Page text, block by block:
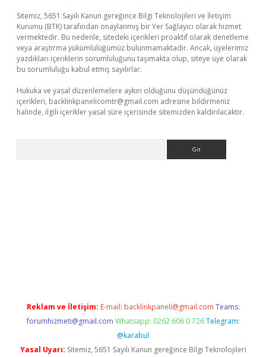
Sitemiz, 5651 Sayılı Kanun gereğince Bilgi Teknolojileri ve İletişim
Kurumu (BTK) tarafından onaylanmış bir Yer Sağlayıcı olarak hizmet
vermektedir. Bu nedenle, sitedeki içerikleri proaktif olarak denetleme
veya araştırma yükümlülüğümüz bulunmamaktadır. Ancak, üyelerimiz
yazdıkları içeriklerin sorumluluğunu taşımakta olup, siteye üye olarak
bu sorumluluğu kabul etmiş sayılırlar.
Hukuka ve yasal düzenlemelere aykırı olduğunu düşündüğünüz
içerikleri, backlinkpanelicomtr@gmail.com adresine bildirmeniz
halinde, ilgili içerikler yasal süre içerisinde sitemizden kaldırılacaktır.
Reklam ve İletişim: E-mail: backlinkpaneli@gmail.com Teams:
forumhizmeti@gmail.com Whatsapp: 0262 606 0 726 Telegram:
@karabul
Yasal Uyarı: Sitemiz, 5651 Sayılı Kanun gereğince Bilgi Teknolojileri